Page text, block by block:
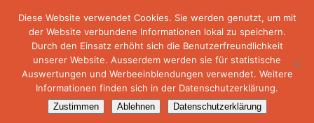
Archäologische Stätte „San Felipe
Diese Website verwendet Cookies. Sie werden genutzt, um mit
der Website verbundene Informationen lokal zu speichern.
Durch den Einsatz erhöht sich die Benutzerfreundlichkeit
unserer Website. Ausserdem werden sie für statistische
Auswertungen und Werbeeinblendungen verwendet. Weitere
Informationen finden sich in der Datenschutzerklärung.
Zustimmen Ablehnen Datenschutzerklärung